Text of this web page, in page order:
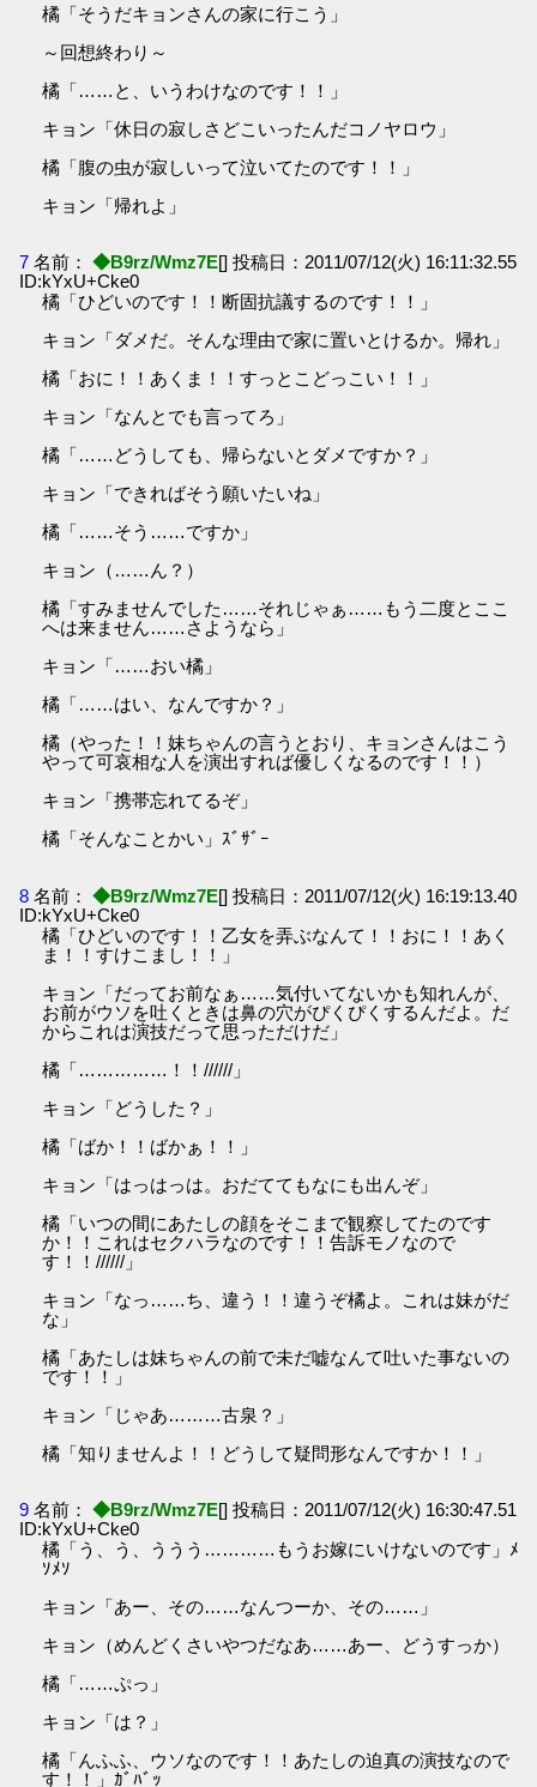
橘「そうだキョンさんの家に行こう」
～回想終わり～
橘「……と、いうわけなのです！！」
キョン「休日の寂しさどこいったんだコノヤロウ」
橘「腹の虫が寂しいって泣いてたのです！！」
キョン「帰れよ」
7 名前： ◆B9rz/Wmz7E[] 投稿日：2011/07/12(火) 16:11:32.55
ID:kYxU+Cke0
橘「ひどいのです！！断固抗議するのです！！」
キョン「ダメだ。そんな理由で家に置いとけるか。帰れ」
橘「おに！！あくま！！すっとこどっこい！！」
キョン「なんとでも言ってろ」
橘「……どうしても、帰らないとダメですか？」
キョン「できればそう願いたいね」
橘「……そう……ですか」
キョン（……ん？）
橘「すみませんでした……それじゃぁ……もう二度とここ
へは来ません……さようなら」
キョン「……おい橘」
橘「……はい、なんですか？」
橘（やった！！妹ちゃんの言うとおり、キョンさんはこう
やって可哀相な人を演出すれば優しくなるのです！！）
キョン「携帯忘れてるぞ」
橘「そんなことかい」ｽﾞｻﾞｰ
8 名前： ◆B9rz/Wmz7E[] 投稿日：2011/07/12(火) 16:19:13.40
ID:kYxU+Cke0
橘「ひどいのです！！乙女を弄ぶなんて！！おに！！あく
ま！！すけこまし！！」
キョン「だってお前なぁ……気付いてないかも知れんが、
お前がウソを吐くときは鼻の穴がぴくぴくするんだよ。だ
からこれは演技だって思っただけだ」
橘「……………！！//////」
キョン「どうした？」
橘「ばか！！ばかぁ！！」
キョン「はっはっは。おだててもなにも出んぞ」
橘「いつの間にあたしの顔をそこまで観察してたのです
か！！これはセクハラなのです！！告訴モノなので
す！！//////」
キョン「なっ……ち、違う！！違うぞ橘よ。これは妹がだ
な」
橘「あたしは妹ちゃんの前で未だ嘘なんて吐いた事ないの
です！！」
キョン「じゃあ………古泉？」
橘「知りませんよ！！どうして疑問形なんですか！！」
9 名前： ◆B9rz/Wmz7E[] 投稿日：2011/07/12(火) 16:30:47.51
ID:kYxU+Cke0
橘「う、う、ううう…………もうお嫁にいけないのです」ﾒ
ｿﾒｿ
キョン「あー、その……なんつーか、その……」
キョン（めんどくさいやつだなあ……あー、どうすっか）
橘「……ぷっ」
キョン「は？」
橘「んふふ、ウソなのです！！あたしの迫真の演技なので
す！！」ｶﾞﾊﾞｯ